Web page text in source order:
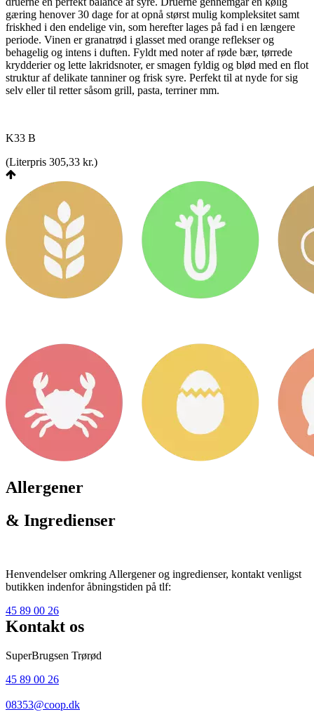
gæring henover 30 dage for at opnå størst mulig kompleksitet samt
friskhed i den endelige vin, som herefter lages på fad i en længere
periode. Vinen er granatrød i glasset med orange reflekser og
behagelig og intens i duften. Fyldt med noter af røde bær, tørrede
krydderier og lette lakridsnoter, er smagen fyldig og blød med en flot
struktur af delikate tanniner og frisk syre. Perfekt til at nyde for sig
selv eller til retter såsom grill, pasta, terriner mm.
K33 B
(Literpris 305,33 kr.)
Allergener
& Ingredienser
Henvendelser omkring Allergener og ingredienser, kontakt venligst
butikken indenfor åbningstiden på tlf:
45 89 00 26
Kontakt os
SuperBrugsen Trørød
45 89 00 26
08353@coop.dk